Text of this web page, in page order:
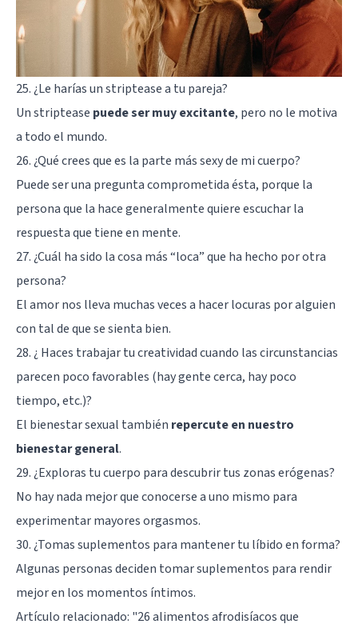
25. ¿Le harías un striptease a tu pareja?
Un striptease puede ser muy excitante, pero no le motiva
a todo el mundo.
26. ¿Qué crees que es la parte más sexy de mi cuerpo?
Puede ser una pregunta comprometida ésta, porque la
persona que la hace generalmente quiere escuchar la
respuesta que tiene en mente.
27. ¿Cuál ha sido la cosa más “loca” que ha hecho por otra
persona?
El amor nos lleva muchas veces a hacer locuras por alguien
con tal de que se sienta bien.
28. ¿ Haces trabajar tu creatividad cuando las circunstancias
parecen poco favorables (hay gente cerca, hay poco
tiempo, etc.)?
El bienestar sexual también repercute en nuestro
bienestar general.
29. ¿Exploras tu cuerpo para descubrir tus zonas erógenas?
No hay nada mejor que conocerse a uno mismo para
experimentar mayores orgasmos.
30. ¿Tomas suplementos para mantener tu líbido en forma?
Algunas personas deciden tomar suplementos para rendir
mejor en los momentos íntimos.
Artículo relacionado: "26 alimentos afrodisíacos que